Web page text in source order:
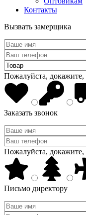
Контакты
Вызвать замерщика
Пожалуйста,
Заказать звонок
Пожалуйста,
Письмо директору